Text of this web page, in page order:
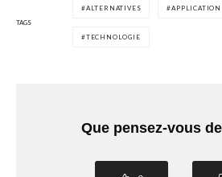
TAGS
ALTERNATIVES APPLICATION
TECHNOLOGIE
Que pensez-vous